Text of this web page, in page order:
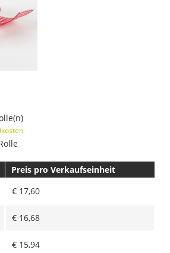
Preis pro Verkaufseinheit
€ 17,60
€ 16,68
€ 15,94